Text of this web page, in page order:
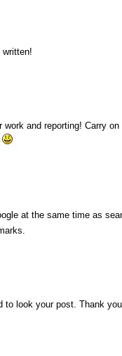
written!
and reporting! Carry
at the same time as
to look your post. Thank